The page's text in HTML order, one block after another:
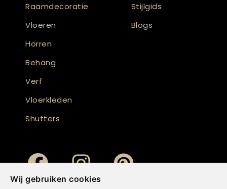
Wij gebruiken cookies
Raamdecoratie
Vloeren
Horren
Behang
Verf
Vloerkleden
Shutters
Stijlgids
Blogs